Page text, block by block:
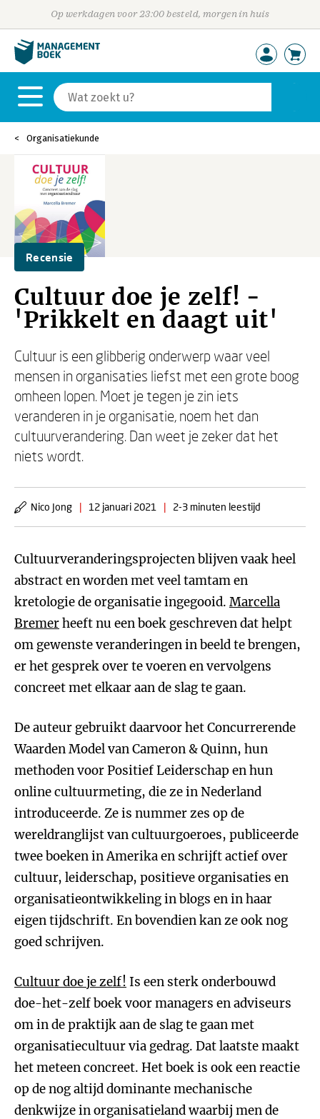
Op werkdagen voor 23:00 besteld, morgen in huis
Organisatiekunde
Recensie
Cultuur doe je zelf! -
'Prikkelt en daagt uit'
Cultuur is een glibberig onderwerp waar veel
mensen in organisaties liefst met een grote boog
omheen lopen. Moet je tegen je zin iets
veranderen in je organisatie, noem het dan
cultuurverandering. Dan weet je zeker dat het
niets wordt.
Nico Jong | 12 januari 2021 | 2-3 minuten leestijd
Cultuurveranderingsprojecten blijven vaak heel
abstract en worden met veel tamtam en
kretologie de organisatie ingegooid. Marcella
Bremerheeft nu een boek geschreven dat helpt
om gewenste veranderingen in beeld te brengen,
er het gesprek over te voeren en vervolgens
concreet met elkaar aan de slag te gaan.
De auteur gebruikt daarvoor het Concurrerende
Waarden Model van Cameron & Quinn, hun
methoden voor Positief Leiderschap en hun
online cultuurmeting, die ze in Nederland
introduceerde. Ze is nummer zes op de
wereldranglijst van cultuurgoeroes, publiceerde
twee boeken in Amerika en schrijft actief over
cultuur, leiderschap, positieve organisaties en
organisatieontwikkeling in blogs en in haar
eigen tijdschrift. En bovendien kan ze ook nog
goed schrijven.
Cultuur doe je zelf! Is een sterk onderbouwd
doe-het-zelf boek voor managers en adviseurs
om in de praktijk aan de slag te gaan met
organisatiecultuur via gedrag. Dat laatste maakt
het meteen concreet. Het boek is ook een reactie
op de nog altijd dominante mechanische
denkwijze in organisatieland waarbij men de